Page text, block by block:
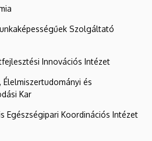
Szolgáltató
Innovációs Intézet
Élelmiszertudományi és
Kar
Egészségipari Koordinációs Intézet